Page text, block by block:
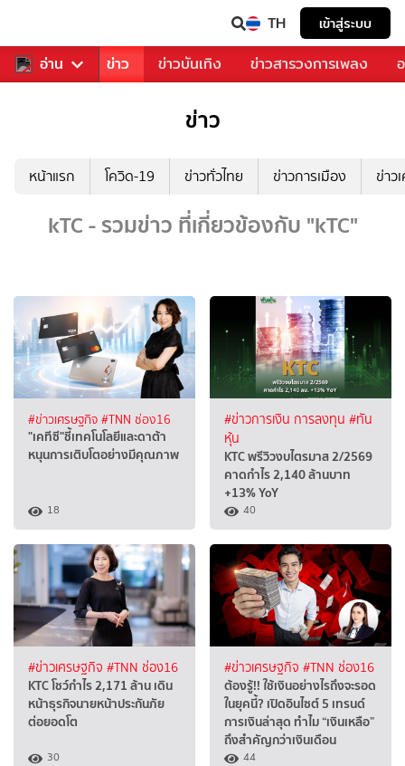
TH เข้าสู่ระบบ
อ่าน
คุณ กีฬา ข่าว ข่าวบันเทิง ข่าวสารวงการเพลง
ข่าว
หน้าแรก โควิด-19 ข่าวทั่วไทย ข่าวการเมือง ข่าว
kTC - รวมข่าว ที่เกี่ยวข้องกับ "kTC"
#ข่าวเศรษฐกิจ #TNN ช่อง16
"เคทีซี"ชี้เทคโนโลยีและดาต้า
หนุนการเติบโตอย่างมีคุณภาพ
18
#ข่าวการเงิน การลงทุน #ทัน
หุ้น
KTC พรีวิวงบไตรมาส 2/2569
คาดกำไร 2,140 ล้านบาท
+13% YoY
40
#ข่าวเศรษฐกิจ #TNN ช่อง16
KTC โชว์กำไร 2,171 ล้าน เดิน
หน้าธุรกิจนายหน้าประกันภัย
ต่อยอดโต
30
#ข่าวเศรษฐกิจ #TNN ช่อง16
ต้องรู้!! ใช้เงินอย่างไรถึงจะรอด
ในยุคนี้? เปิดอินไซต์ 5 เทรนด์
การเงินล่าสุด ทำไม “เงินเหลือ”
ถึงสำคัญกว่าเงินเดือน
44